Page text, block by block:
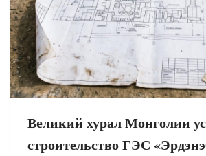
Великий хурал Монголии
строительство ГЭС